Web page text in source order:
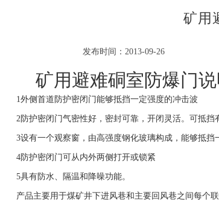
矿用
发布时间：2013-09-26
矿用避难硐室防爆门说
1外侧首道防护密闭门能够抵挡一定强度的冲击波
2防护密闭门气密性好，密封可靠，开闭灵活。可抵
3设有一个观察窗，由高强度钢化玻璃构成，能够抵挡
4防护密闭门可从内外两侧打开或锁紧
5具有防水、隔温和降噪功能。
产品主要用于煤矿井下进风巷和主要回风巷之间每个联